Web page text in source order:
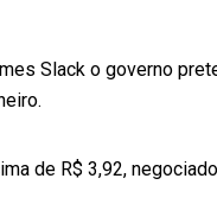
Slack o governo
de R$ 3,92,